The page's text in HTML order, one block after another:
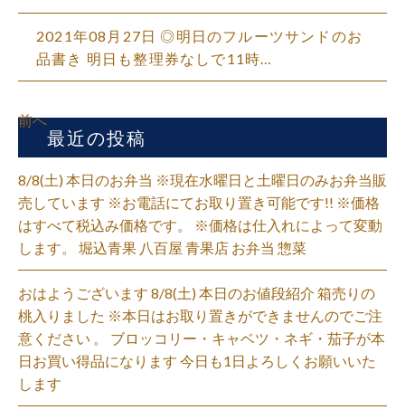
2021年08月27日 ◎明日のフルーツサンドのお
品書き 明日も整理券なしで11時…
前へ
最近の投稿
8/8(土) 本日のお弁当 ※現在水曜日と土曜日のみお弁当販
売しています ※お電話にてお取り置き可能です!! ※価格
はすべて税込み価格です。 ※価格は仕入れによって変動
します。 堀込青果 八百屋 青果店 お弁当 惣菜
おはようございます 8/8(土) 本日のお値段紹介 箱売りの
桃入りました ※本日はお取り置きができませんのでご注
意ください 。 ブロッコリー・キャベツ・ネギ・茄子が本
日お買い得品になります 今日も1日よろしくお願いいた
します